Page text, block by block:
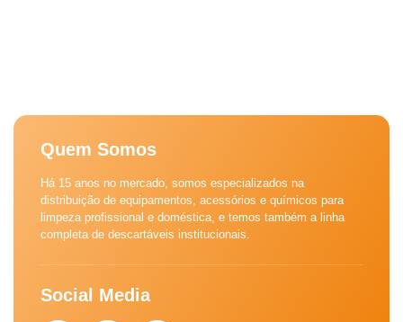
Quem Somos
Há 15 anos no mercado, somos especializados na
distribuição de equipamentos, acessórios e químicos para
limpeza profissional e doméstica, e temos também a linha
completa de descartáveis institucionais.
Social Media